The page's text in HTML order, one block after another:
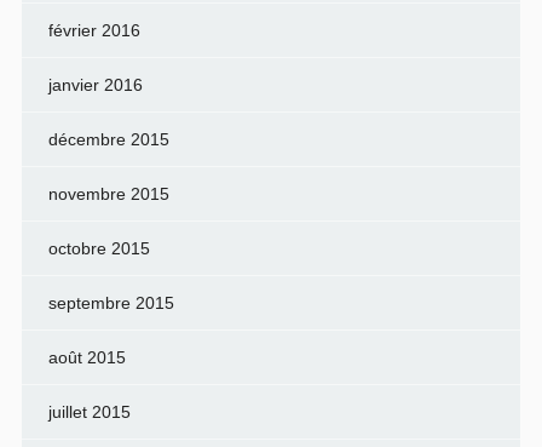
février 2016
janvier 2016
décembre 2015
novembre 2015
octobre 2015
septembre 2015
août 2015
juillet 2015